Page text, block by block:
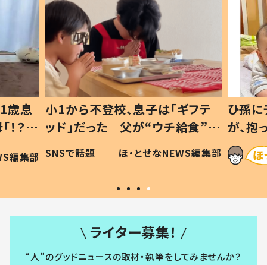
歳息
？」
編集部
小1から不登校、息子は「ギフテ
ッド」だった 父が“ウチ給食”を
作り続ける理由とは #令和の親
#令和の子
SNSで話題 ほ・とせなNEWS編集部
ひ孫
が、
「涙が
い」
ライター募集！
“人”のグッドニュースの取材・執筆をしてみませんか？